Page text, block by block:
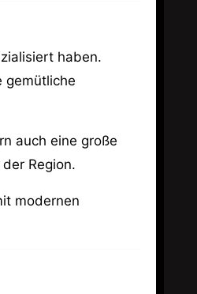
haben.
gemütliche
auch eine große
Region.
modernen